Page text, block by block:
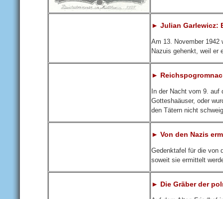
► Julian Garlewicz:
Am 13. November 1942
Nazuis gehenkt, weil er
►
In der Nacht vom 9. auf
Gotteshaäuser, oder
den Tätern nicht
► Von den Nazis
Gedenktafel für die von
soweit sie ermittelt
► Die Gräber der